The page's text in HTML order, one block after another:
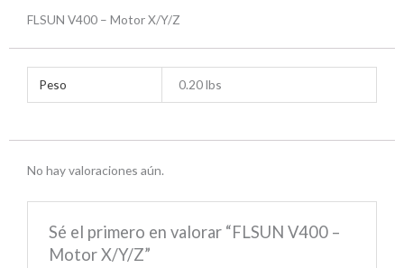
FLSUN V400 – Motor X/Y/Z
Peso 0.20 lbs
No hay valoraciones aún.
Sé el primero en valorar “FLSUN V400 –
Motor X/Y/Z”